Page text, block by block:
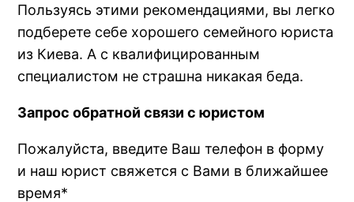
Пользуясь этими рекомендациями, вы легко
подберете себе хорошего семейного юриста
из Киева. А с квалифицированным
специалистом не страшна никакая беда.
Запрос обратной связи с юристом
Пожалуйста, введите Ваш телефон в форму
и наш юрист свяжется с Вами в ближайшее
время*